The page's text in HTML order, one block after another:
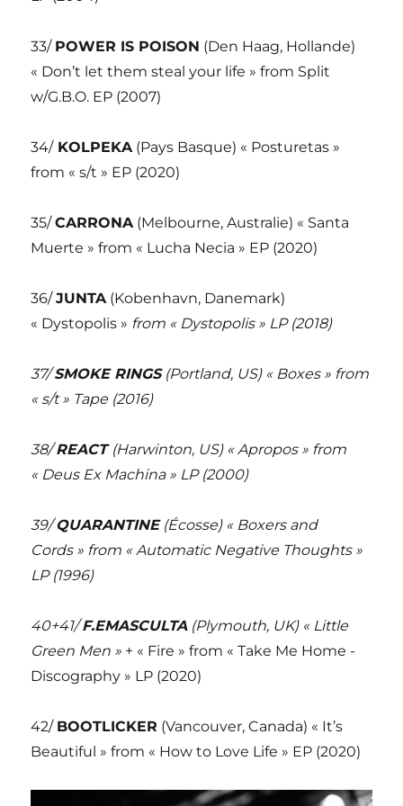
33/ POWER IS POISON (Den Haag, Hollande)
« Don’t let them steal your life » from Split
w/G.B.O. EP (2007)
34/KOLPEKA(Pays Basque) « Posturetas »
from « s/t » EP (2020)
35/CARRONA(Melbourne, Australie) « Santa
Muerte » from « Lucha Necia » EP (2020)
36/JUNTA(Kobenhavn, Danemark)
« Dystopolis » from « Dystopolis » LP (2018)
37/SMOKE RINGS(Portland, US) « Boxes » from
« s/t » Tape (2016)
38/REACT (Harwinton, US) « Apropos » from
« Deus Ex Machina » LP (2000)
39/QUARANTINE(Écosse) « Boxers and
Cords » from « Automatic Negative Thoughts »
LP (1996)
40+41/F.EMASCULTA(Plymouth, UK) « Little
Green Men » + « Fire » from « Take Me Home -
Discography » LP (2020)
42/ BOOTLICKER (Vancouver, Canada) « It’s
Beautiful » from « How to Love Life » EP (2020)